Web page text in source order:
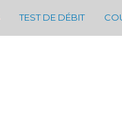
TEST DE DÉBIT